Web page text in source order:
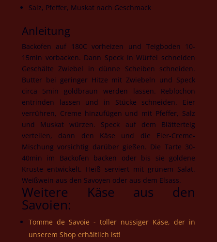
Salz, Pfeffer, Muskat nach Geschmack
Anleitung
Backofen auf 180C vorheizen und Teigboden 10-
15min vorbacken. Dann Speck in Würfel schneiden
Geschälte Zwiebel in dünne Scheiben schneiden.
Butter bei geringer Hitze mit Zwiebeln und Speck
circa 5min goldbraun werden lassen. Reblochon
entrinden lassen und in Stücke schneiden. Eier
verrühren, Creme hinzufügen und mit Pfeffer, Salz
und Muskat würzen. Speck auf dem Blätterteig
verteilen, dann den Käse und die Eier-Creme-
Mischung vorsichtig darüber gießen. Die Tarte 30-
40min im Backofen backen oder bis sie goldene
Kruste entwickelt. Heiß serviert mit grünem Salat.
Weißwein aus den Savoyen oder aus dem Elsass.
Weitere Käse aus den
Savoien:
Tomme de Savoie - toller nussiger Käse, der in
unserem Shop erhältlich ist!